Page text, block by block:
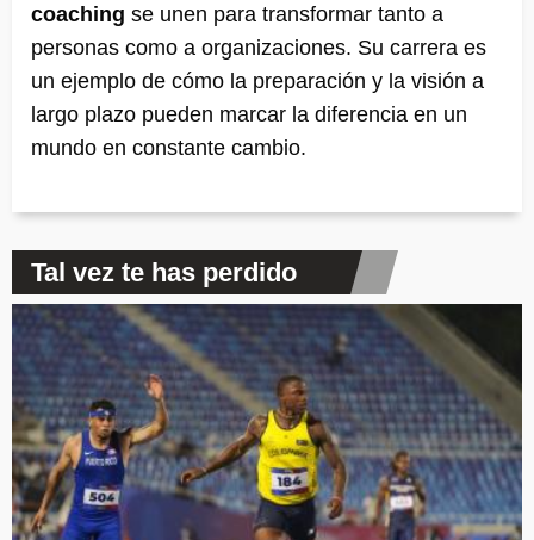
coaching se unen para transformar tanto a
personas como a organizaciones. Su carrera es
un ejemplo de cómo la preparación y la visión a
largo plazo pueden marcar la diferencia en un
mundo en constante cambio.
Tal vez te has perdido